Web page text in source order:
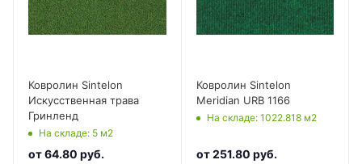
Ковролин Sintelon
Искусственная трава
Гринленд
На складе: 5 м2
от64.80 руб.
Ковролин Sintelon
Meridian URB 1166
На складе: 1022.818 м2
от251.80 руб.